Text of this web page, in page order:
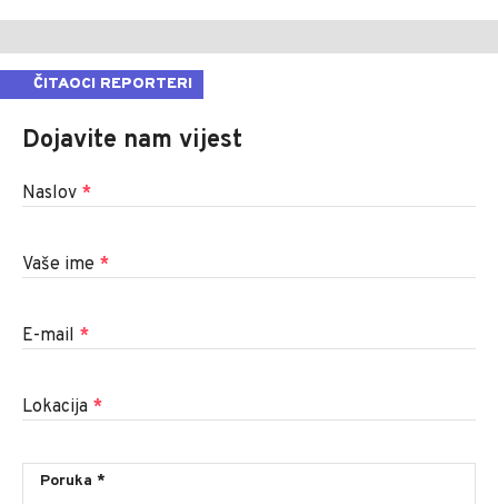
ČITAOCI REPORTERI
Dojavite nam vijest
Naslov *
Vaše ime *
E-mail *
Lokacija *